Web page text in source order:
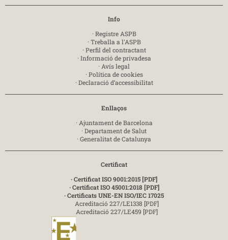
Info
· Registre ASPB
· Treballa a l'ASPB
· Perfil del contractant
· Informació de privadesa
· Avís legal
· Política de cookies
· Declaració d’accessibilitat
Enllaços
· Ajuntament de Barcelona
· Departament de Salut
· Generalitat de Catalunya
Certificat
· Certificat ISO 9001:2015 [PDF]
· Certificat ISO 45001:2018 [PDF]
· Certificats UNE-EN ISO/IEC 17025
Acreditació 227/LE1338 [PDF]
Acreditació 227/LE459 [PDF]